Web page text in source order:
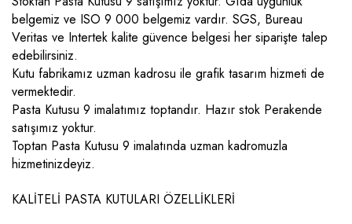
belgemiz ve ISO 9 000 belgemiz vardır. SGS, Bureau
Veritas ve Intertek kalite güvence belgesi her siparişte talep
edebilirsiniz.
Kutu fabrikamız uzman kadrosu ile grafik tasarım hizmeti de
vermektedir.
Pasta Kutusu 9 imalatımız toptandır. Hazır stok Perakende
satışımız yoktur.
Toptan Pasta Kutusu 9 imalatında uzman kadromuzla
hizmetinizdeyiz.
KALİTELİ PASTA KUTULARI ÖZELLİKLERİ